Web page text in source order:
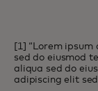
[1] “Lorem
sed do eiusmod
aliqua sed do
adipiscing elit